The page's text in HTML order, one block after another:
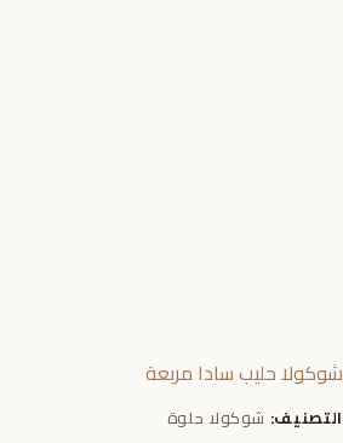
شوكولا حليب سادا مربعة
التصنيف: شوكولا حلوة